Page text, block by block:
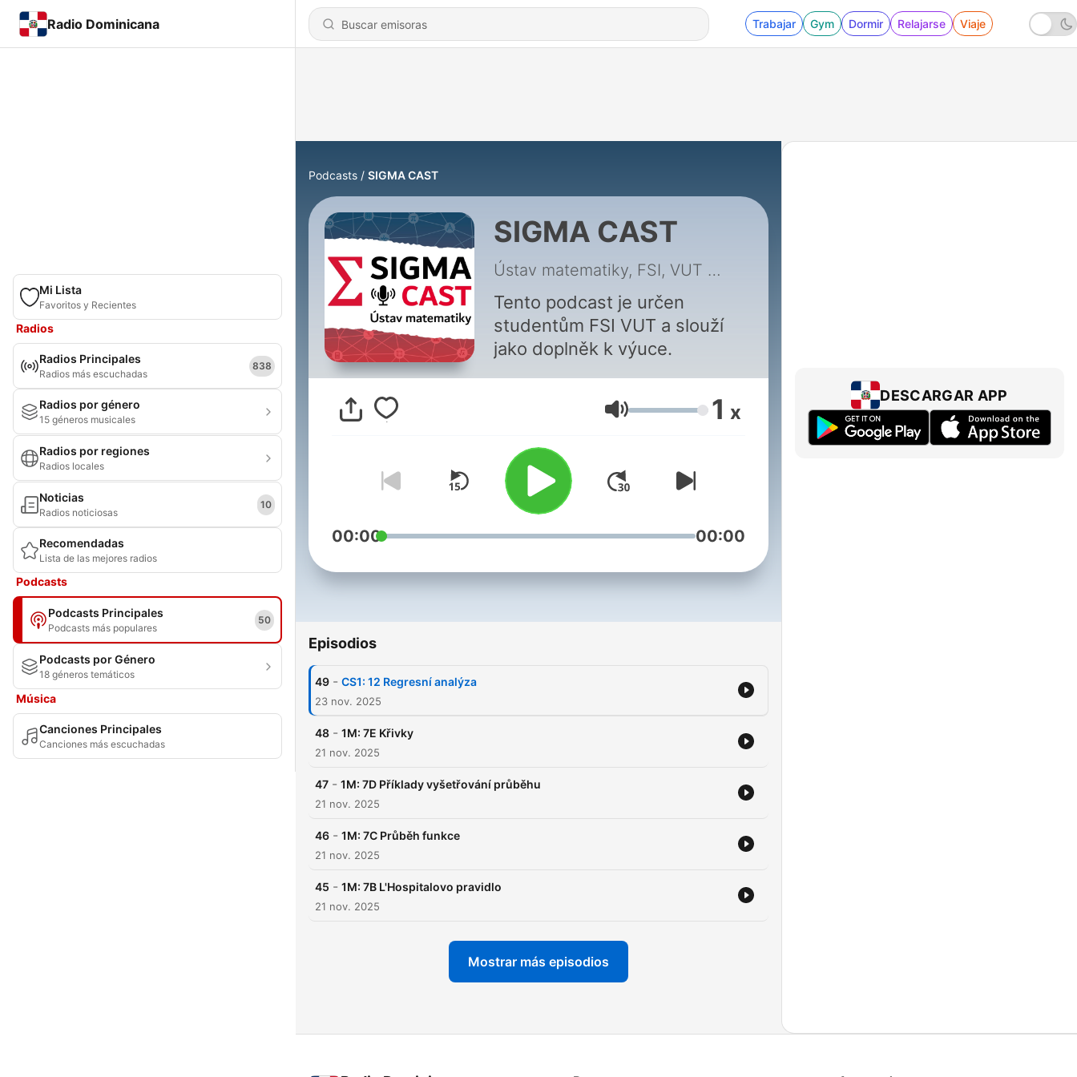
Radio Dominicana Trabajar Gym Dormir Relajarse Viaje
Mi Lista
Favoritos y Recientes
Radios
Radios Principales
Radios más escuchadas
838
Radios por género
15 géneros musicales
Radios por regiones
Radios locales
Noticias
Radios noticiosas
10
Recomendadas
Lista de las mejores radios
Podcasts
Podcasts Principales
Podcasts más populares
50
Podcasts por Género
18 géneros temáticos
Música
Canciones Principales
Canciones más escuchadas
Podcasts SIGMA CAST
SIGMA CAST
Ústav matematiky, FSI, VUT |
Tento podcast je určen
studentům FSI VUT a slouží
jako doplněk k výuce.
Volumen 1 x
00:00 00:00
Episodios
49 - CS1: 12 Regresní analýza
23 nov. 2025
48 - 1M: 7E Křivky
21 nov. 2025
47 - 1M: 7D Příklady vyšetřování průběhu
21 nov. 2025
46 - 1M: 7C Průběh funkce
21 nov. 2025
45 - 1M: 7B L'Hospitalovo pravidlo
21 nov. 2025
Mostrar más episodios
DESCARGAR APP